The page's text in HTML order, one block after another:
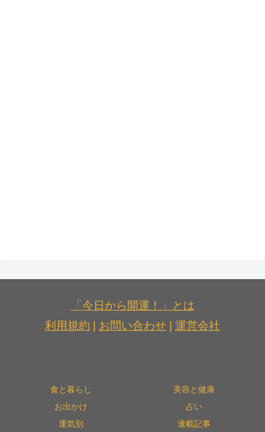
「今日から開運！」とは
利用規約
お問い合わせ 運営会社
食と暮らし
美容と健康
お出かけ
占い
運気別
連載記事